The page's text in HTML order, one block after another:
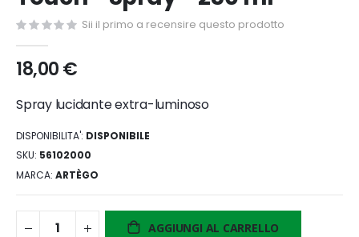
di
immagini
Sii il primo a recensire questo prodotto
18,00 €
Spray lucidante extra-luminoso
DISPONIBILITA': DISPONIBILE
SKU 56102000
MARCA ARTÈGO
AGGIUNGI AL CARRELLO